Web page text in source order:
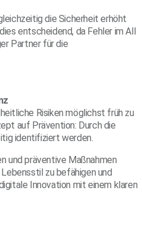
die Sicherheit erhöht
entscheidend, da Fehler im All
Partner für die
Risiken möglichst früh zu
auf Prävention: Durch die
identifiziert werden.
und präventive Maßnahmen
zu befähigen und
Innovation mit einem klaren